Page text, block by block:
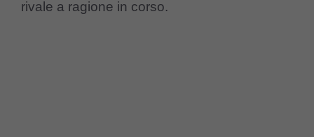
rivale a ragione in corso.